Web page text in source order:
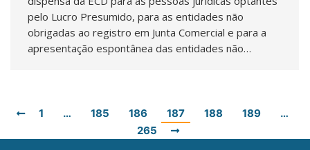
pelo Lucro Presumido, para as entidades não
obrigadas ao registro em Junta Comercial e para a
apresentação espontânea das entidades não…
1 … 185 186 187 188 189
…
265